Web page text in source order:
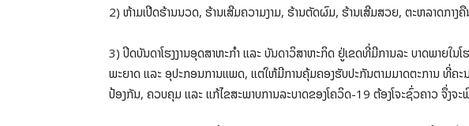
2) ຫ້າມເປີດຮ້ານນວດ, ຮ້ານເສີມຄວາມງາມ, ຮ້ານຕັດຜົມ, ຮ້ານເສີມສວຍ, ຕະຫລາດກາ
3) ປິດບັນດາໂຮງງານອຸດສາຫະກໍາ ແລະ ບັນດາວິສາຫະກິດ ຢູ່ເຂດທີ່ມີການລະ ບາດພາຍໃນ
ພະຍາດ ແລະ ອຸປະກອນການແພດ, ແຕ່ໃຫ້ມີການຄຸ້ມຄອງຮັບປະກັນຕາມມາດຕະການ ທີ່ຄ
ປ້ອງກັນ, ຄວບຄຸມ ແລະ ແກ້ໄຂສະພາບການລະບາດຂອງໂຄວິດ-19 ຕ້ອງໂຈະຊົ່ວຄາວ ຈຶ່ງຈະ